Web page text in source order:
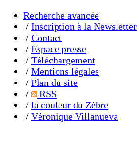
Recherche avancée
/ Inscription à la Newsletter
/ Contact
/ Espace presse
/ Téléchargement
/ Mentions légales
/ Plan du site
/
RSS
/ la couleur du Zèbre
/ Véronique Villanueva